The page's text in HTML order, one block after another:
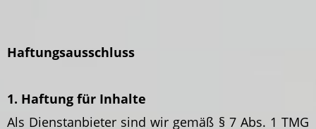
Haftungsausschluss
1. Haftung für Inhalte
Als Dienstanbieter sind wir gemäß § 7 Abs. 1 TMG